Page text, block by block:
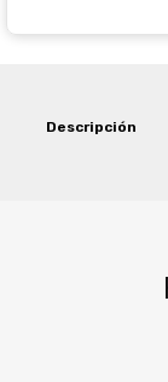
Descripción